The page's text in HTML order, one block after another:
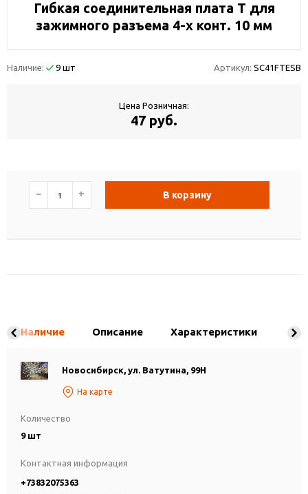
Гибкая соединительная плата T для
зажимного разъема 4-х конт. 10 мм
Наличие: 9 шт Артикул: SC41FTESB
Цена Розничная:
47 руб.
− + В корзину
Наличие Описание Характеристики
Новосибирск, ул. Ватутина, 99Н
На карте
Количество
9 шт
Контактная информация
+73832075363